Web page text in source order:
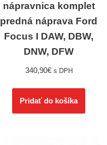
nápravnica komplet
predná náprava Ford
Focus I DAW, DBW,
DNW, DFW
340,90€ s DPH
Pridať do košíka